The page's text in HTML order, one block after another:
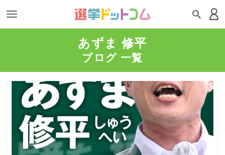
あずま 修平
ブログ 一覧